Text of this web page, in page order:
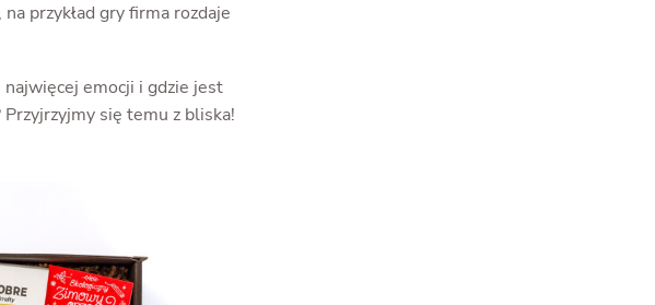
przykład gry firma rozdaje
emocji i gdzie jest
się temu z bliska!